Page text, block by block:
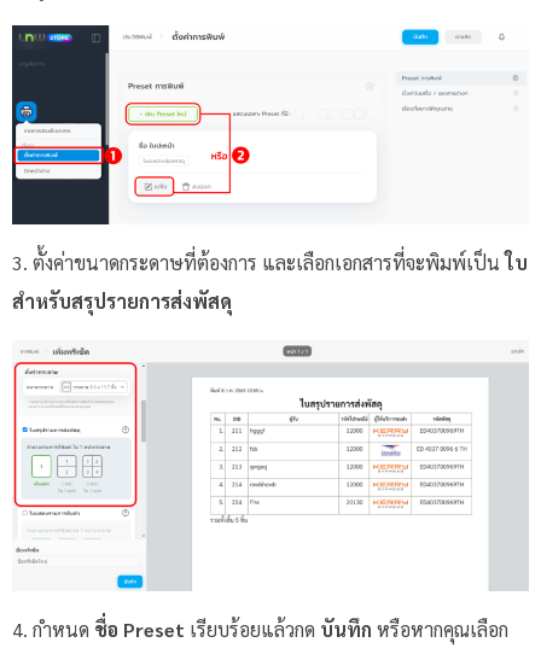
3. ตั้งค่าขนาดกระดาษที่ต้องการ และเลือกเอกสารที่จะพิมพ์เป็นใบ
สำหรับสรุปรายการส่งพัสดุ
4. กำหนด ชื่อ Preset เรียบร้อยแล้วกด บันทึก หรือหากคุณเลือก